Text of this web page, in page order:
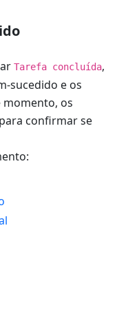
Tarefa concluída,
sucedido e os
os
confirmar se